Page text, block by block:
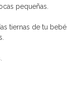
pequeñas.
tiernas de tu bebé.